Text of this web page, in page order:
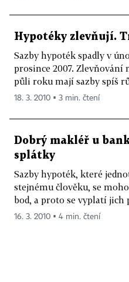
Hypotéky zlevňují.
Sazby hypoték spadly v
prosince 2007. Zlevňování
půli roku mají sazby spíš
18. 3. 2010 ▪ 3 min. čtení
Dobrý makléř u
splátky
Sazby hypoték, které
stejnému člověku, se
bod, a proto se vyplatí jich
16. 3. 2010 ▪ 4 min. čtení